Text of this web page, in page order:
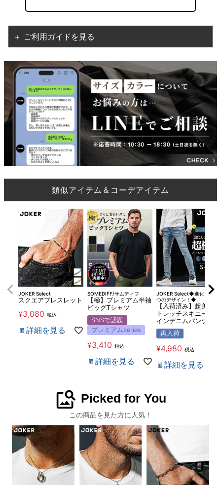
＋ ご利用ガイドを見る
類似アイテム＆コーデアイテム
JOKER Select
スクエアブレスレット
¥3,080 税込
詳細を見る
SOMEDIFF/サムディフ
【極】プレミアム半袖
ビッグTシャツ
SNSで話題
プレミアムseries
¥3,410 税込
詳細を見る
JOKER Select◆進化した2
つのデザイン！◆
【入荷済み】超美脚ス
トレッチスキニーデザ
インデニムパンツ
再入荷
¥4,980 税込
詳細を見る
image_search Picked for You
この商品を見た方に人気！